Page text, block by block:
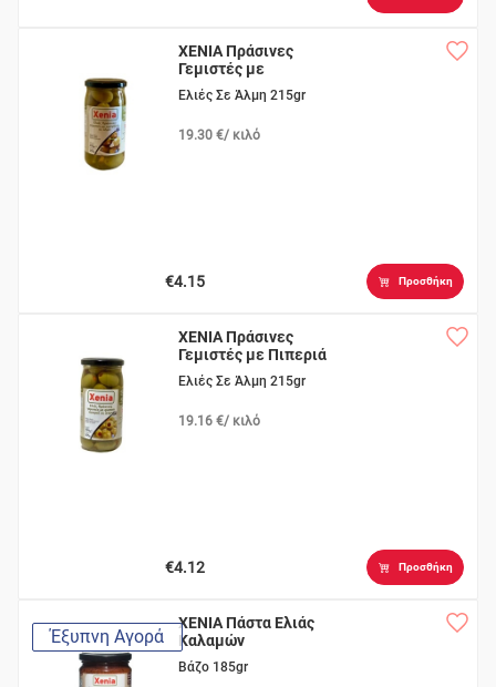
XENIA Πράσινες
Γεμιστές με
Αμύγδαλο
Ελιές Σε Άλμη 215gr
19.30 €/ κιλό
€4.15 Προσθήκη
XENIA Πράσινες
Γεμιστές με Πιπεριά
Ελιές Σε Άλμη 215gr
19.16 €/ κιλό
€4.12 Προσθήκη
Έξυπνη Αγορά
XENIA Πάστα Ελιάς
Καλαμών
Βάζο 185gr